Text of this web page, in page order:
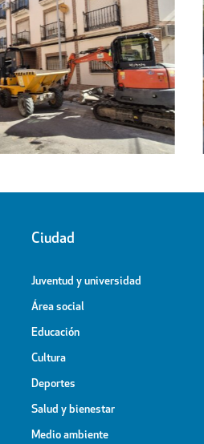
Obras de ampliación del
Tanatorio Municipal
Ciudad
Juventud y universidad
Área social
Educación
Cultura
Deportes
Salud y bienestar
Medio ambiente